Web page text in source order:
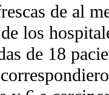
de al
los
de 18